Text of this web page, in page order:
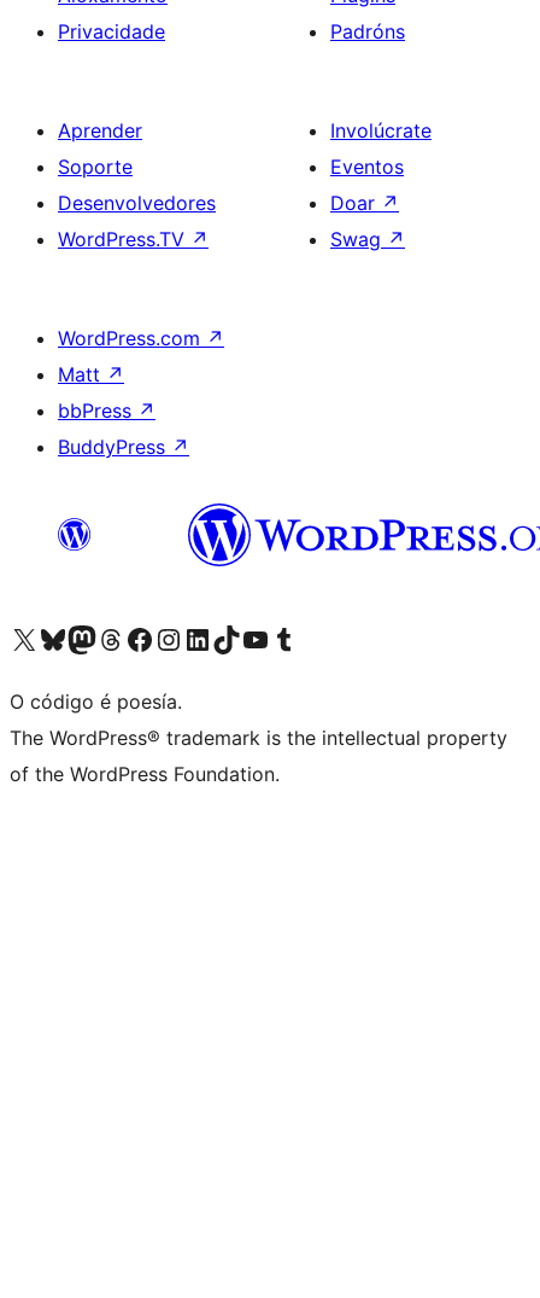
Privacidade
Padróns
Aprender
Soporte
Desenvolvedores
WordPress.TV ↗
Involúcrate
Eventos
Doar ↗
Swag ↗
WordPress.com ↗
Matt ↗
bbPress ↗
BuddyPress ↗
Visita la cuenta de X (anteriormente Twitter)
Visita a nosa conta de Bluesky
Visita a nosa conta de Mastodon
Visita a nosa conta de Threads
Visita a nosa páxina de Facebook
Visita a nosa conta de Instagram
Visita a nosa conta de LinkedIn
Visita a nosa conta de TikTok
Visita a nosa canle de YouTube
Visita a nosa conta de Tumblr
O código é poesía.
The WordPress® trademark is the intellectual property
of the WordPress Foundation.